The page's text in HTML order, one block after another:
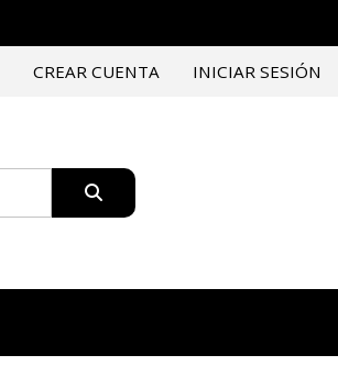
CREAR CUENTA INICIAR SESIÓN